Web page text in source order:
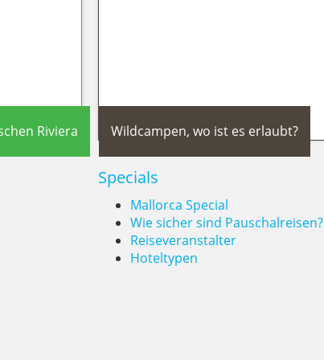
Riviera Wildcampen, wo ist es erlaubt?
Specials
Mallorca Special
Wie sicher sind Pauschalreisen?
Reiseveranstalter
Hoteltypen